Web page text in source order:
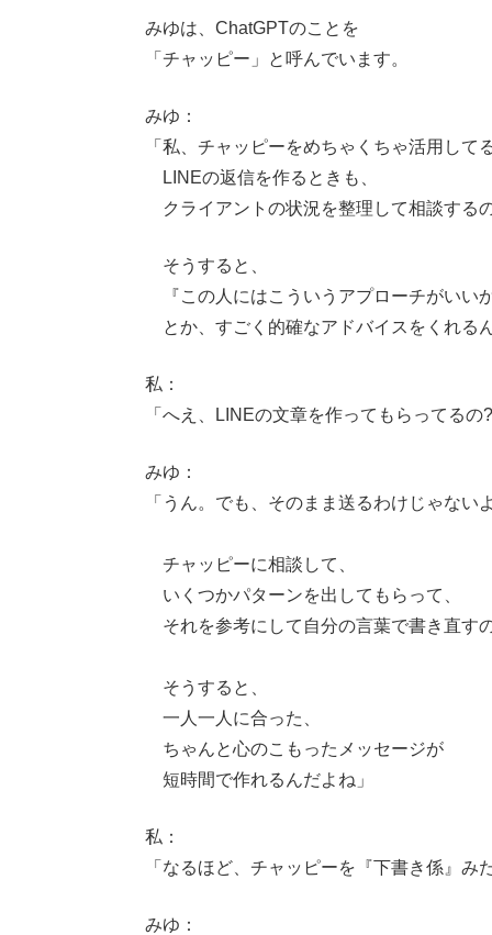
みゆは、ChatGPTのことを
「チャッピー」と呼んでいます。
みゆ：
「私、チャッピーをめちゃくちゃ活用して
LINEの返信を作るときも、
クライアントの状況を整理して相談するの
そうすると、
『この人にはこういうアプローチがいいか
とか、すごく的確なアドバイスをくれるん
私：
「へえ、LINEの文章を作ってもらってるの?
みゆ：
「うん。でも、そのまま送るわけじゃないよ
チャッピーに相談して、
いくつかパターンを出してもらって、
それを参考にして自分の言葉で書き直すの
そうすると、
一人一人に合った、
ちゃんと心のこもったメッセージが
短時間で作れるんだよね」
私：
「なるほど、チャッピーを『下書き係』み
みゆ：